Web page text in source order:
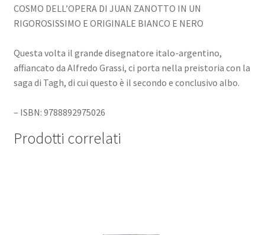
COSMO DELL’OPERA DI JUAN ZANOTTO IN UN
RIGOROSISSIMO E ORIGINALE BIANCO E NERO
Questa volta il grande disegnatore italo-argentino,
affiancato da Alfredo Grassi, ci porta nella preistoria con la
saga di Tagh, di cui questo è il secondo e conclusivo albo.
– ISBN: 9788892975026
Prodotti correlati